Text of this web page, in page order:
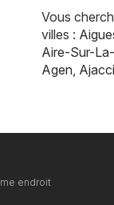
Vous
villes :
Aire-Sur-
Agen
endroit